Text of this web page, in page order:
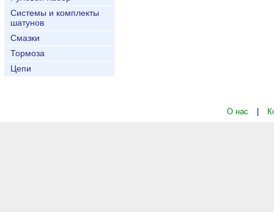
Системы и комплекты
шатунов
Смазки
Тормоза
Цепи
О нас